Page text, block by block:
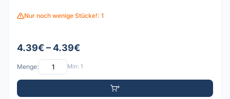
Nur noch wenige Stücke!: 1
4.39€ – 4.39€
Menge: Min: 1